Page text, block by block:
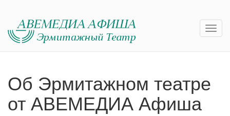
Об Эрмитажном театре
от АВЕМЕДИА Афиша